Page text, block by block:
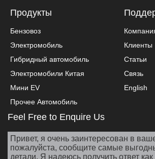
Продукты
Бензовоз
Электромобиль
Гибридный автомобиль
Электромобили Китая
Мини EV
Прочее Автомобиль
Клиенты
Статьи
Связь
English
Feel Free to Enquire Us